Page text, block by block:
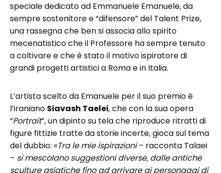
speciale dedicato ad Emmanuele Emanuele, da
sempre sostenitore e “difensore” del Talent Prize,
una rassegna che ben si associa allo spirito
mecenatistico che il Professore ha sempre tenuto
a coltivare e che è stato il motivo ispiratore di
grandi progetti artistici a Roma e in Italia.
L’artista scelto da Emanuele per il suo premio è
l’iraniano Siavash Taelei, che con la sua opera
“Portrait”, un dipinto su tela che riproduce ritratti di
figure fittizie tratte da storie incerte, gioca sul tema
del dubbio: «Tra le mie ispirazioni– racconta Talaei
– si mescolano suggestioni diverse, dalle antiche
sculture asiatiche fino ad arrivare ai personaggi di